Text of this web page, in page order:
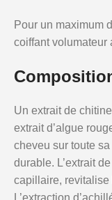
Pour un maximum
coiffant volumateur
Un extrait de
extrait d’algue
cheveu sur toute
durable. L’extrait
capillaire,
L’extraction